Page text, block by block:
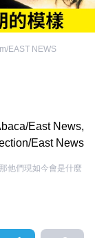
EAST NEWS
East News,
East News
他們現如今會是什麼